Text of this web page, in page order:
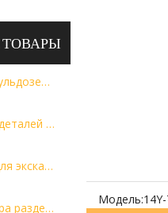
Детали ходовой части бульдозера Двойной и одинарный опорный ролик с фланцем/нижний ролик/нижний ролик для D8N
Несущий ролик D6H для деталей ходовой части бульдозера 44-235-5974
1U3352RC Зубья ковша для экскаватора
Ходовая часть бульдозера разделяет CR3330, группу сегмента Caterpillar D6D 5S0050
Модель: